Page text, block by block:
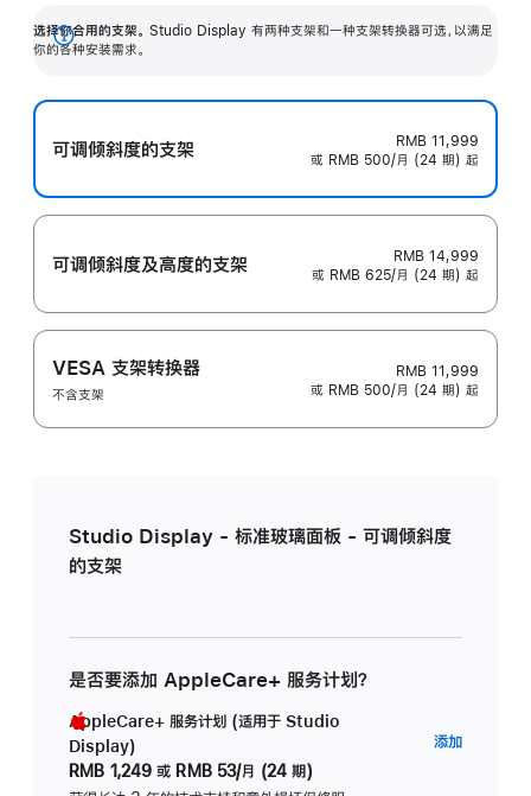
选择你合用的支架。 Studio Display 有两种支架和一种支架转换器可选，以满足
你的各种安装需求。
展
可调倾斜度的支架
RMB 11,999
或 RMB 500/月 (24 期) 起
可调倾斜度及高‍度的支‍架
RMB 14,999
或 RMB 625/月 (24 期) 起
VESA 支架转换器
不含支架
RMB 11,999
或 RMB 500/月 (24 期) 起
Studio Display - 标准玻璃面板 - 可调倾斜度
的支架
是否要添加 AppleCare+ 服务计划？
AppleCare+ 服务计划 (适用于 Studio
Display)
RMB 1,249 或 RMB 53/月 (24 期)
添加